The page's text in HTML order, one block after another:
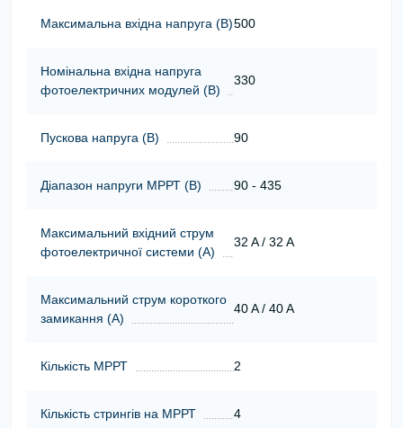
Максимальна вхідна напруга (В)500
Номінальна вхідна напруга
фотоелектричних модулей (В)
330
Пускова напруга (В) 90
Діапазон напруги МРРТ (В) 90 - 435
Максимальний вхідний струм
фотоелектричної системи (А)
32 A / 32 A
Максимальний струм короткого
замикання (А)
40 A / 40 A
Кількість МРРТ 2
Кількість стрингів на МРРТ 4